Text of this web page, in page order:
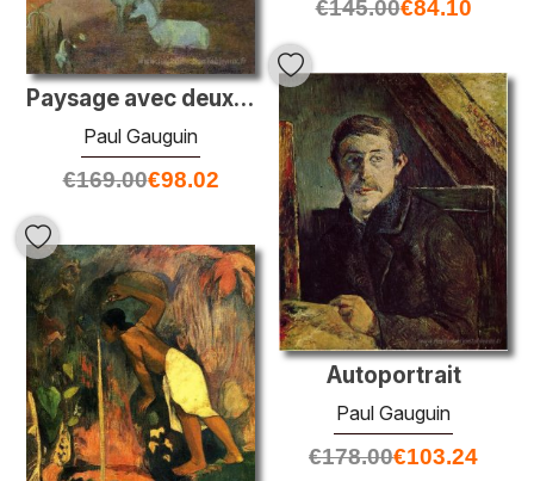
€145.00€84.10
Paysage avec deux chèvres
Paul Gauguin
€169.00€98.02
Autoportrait
Paul Gauguin
€178.00€103.24